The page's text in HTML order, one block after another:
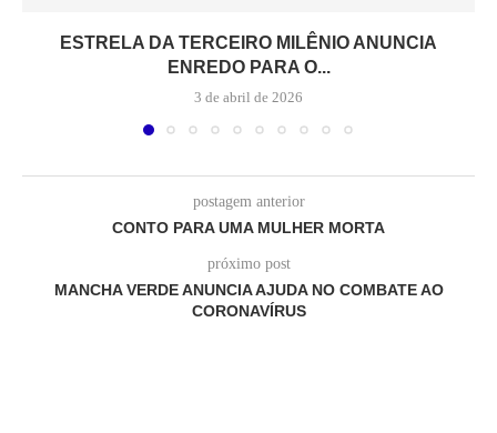
ESTRELA DA TERCEIRO MILÊNIO ANUNCIA
ENREDO PARA O...
3 de abril de 2026
postagem anterior
CONTO PARA UMA MULHER MORTA
próximo post
MANCHA VERDE ANUNCIA AJUDA NO COMBATE AO
CORONAVÍRUS